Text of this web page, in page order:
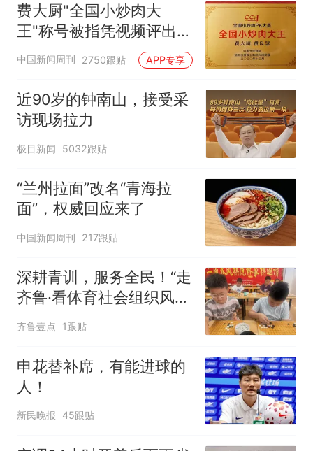
费大厨"全国小炒肉大
王"称号被指凭视频评出
官方回应
中国新闻周刊 2750跟贴 APP专享
近90岁的钟南山，接受采
访现场拉力
极目新闻 5032跟贴
“兰州拉面”改名“青海拉
面”，权威回应来了
中国新闻周刊 217跟贴
深耕青训，服务全民！“走
齐鲁·看体育社会组织风
采”走进沂水
齐鲁壹点 1跟贴
申花替补席，有能进球的
人！
新民晚报 45跟贴